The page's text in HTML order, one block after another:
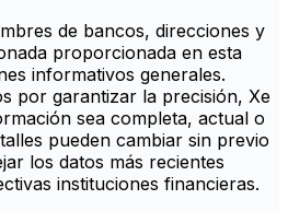
de bancos, direcciones y
proporcionada en esta
informativos generales.
por garantizar la precisión, Xe
sea completa, actual o
pueden cambiar sin previo
los datos más recientes
instituciones financieras.